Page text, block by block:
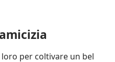
per coltivare un bel